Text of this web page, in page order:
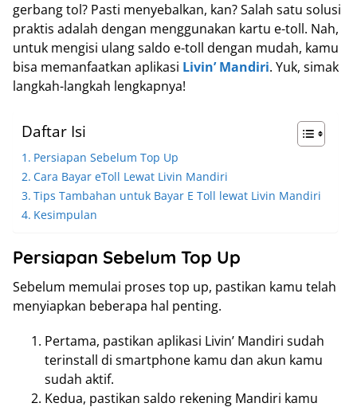
gerbang tol? Pasti menyebalkan, kan? Salah satu solusi
praktis adalah dengan menggunakan kartu e-toll. Nah,
untuk mengisi ulang saldo e-toll dengan mudah, kamu
bisa memanfaatkan aplikasi Livin’ Mandiri. Yuk, simak
langkah-langkah lengkapnya!
Daftar Isi
Persiapan Sebelum Top Up
Cara Bayar eToll Lewat Livin Mandiri
Tips Tambahan untuk Bayar E Toll lewat Livin Mandiri
Kesimpulan
Persiapan Sebelum Top Up
Sebelum memulai proses top up, pastikan kamu telah
menyiapkan beberapa hal penting.
Pertama, pastikan aplikasi Livin’ Mandiri sudah
terinstall di smartphone kamu dan akun kamu
sudah aktif.
Kedua, pastikan saldo rekening Mandiri kamu